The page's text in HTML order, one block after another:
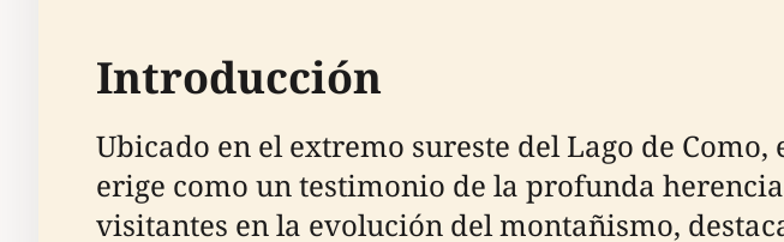
Introducción
Ubicado en el extremo sureste del Lago de
erige como un testimonio de la profunda
visitantes en la evolución del montañismo,